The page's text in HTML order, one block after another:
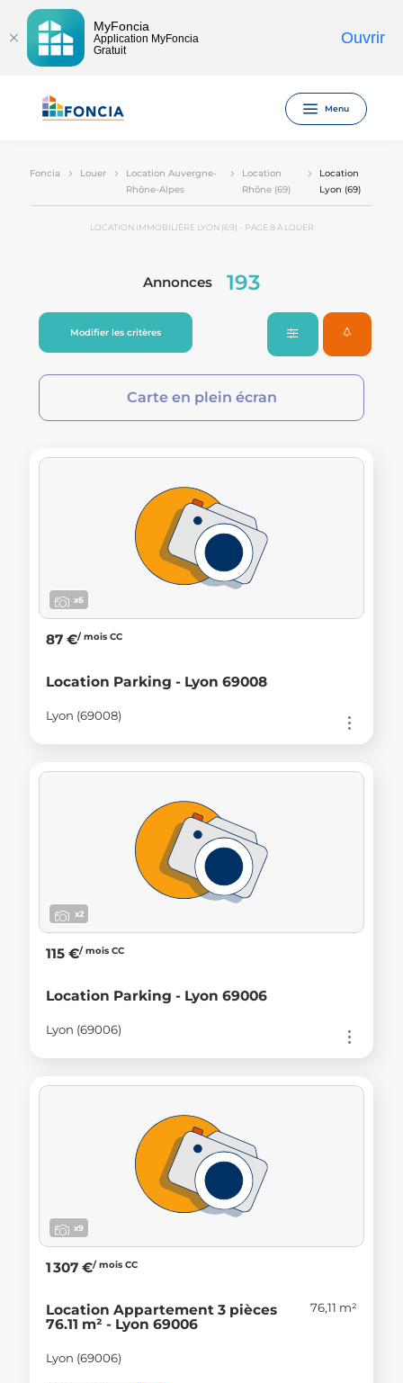
MyFoncia
Application MyFoncia
Gratuit
Ouvrir
Menu
Foncia Louer
Location Auvergne-
Rhône-Alpes
Location
Rhône (69)
Location
Lyon (69)
LOCATION IMMOBILIÈRE LYON (69) - PAGE 8 À LOUER
Annonces 193
Modifier les critères
Carte en plein écran
x6
87 €/ mois CC
Location Parking - Lyon 69008
Lyon (69008)
x2
115 €/ mois CC
Location Parking - Lyon 69006
Lyon (69006)
x9
1 307 €/ mois CC
Location Appartement 3 pièces
76.11 m² - Lyon 69006
76,11 m²
Lyon (69006)